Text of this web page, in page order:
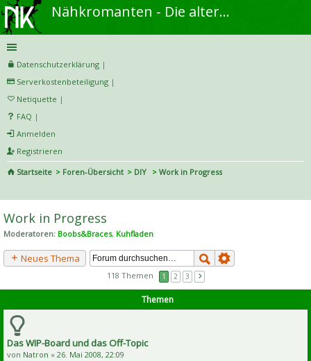
Nähkromanten - Die alternative Näh- und DIY-Community
Datenschutzerklärung |
Serverkostenbeteiligung |
Netiquette |
FAQ |
Anmelden
Registrieren
Startseite
Foren-Übersicht DIY
Work in Progress
he
Work in Progress
Moderatoren: Boobs&Braces, Kuhfladen
Neues Thema
118 Themen 1 2 3
Themen
Das WIP-Board und das Off-Topic
von Natron « 26. Mai 2008, 22:09